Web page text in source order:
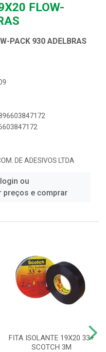
FLOW-
PACK 930 ADELBRAS
DE ADESIVOS LTDA
ou
preços e comprar
FITA ISOLANTE 19X20 33+
SCOTCH 3M